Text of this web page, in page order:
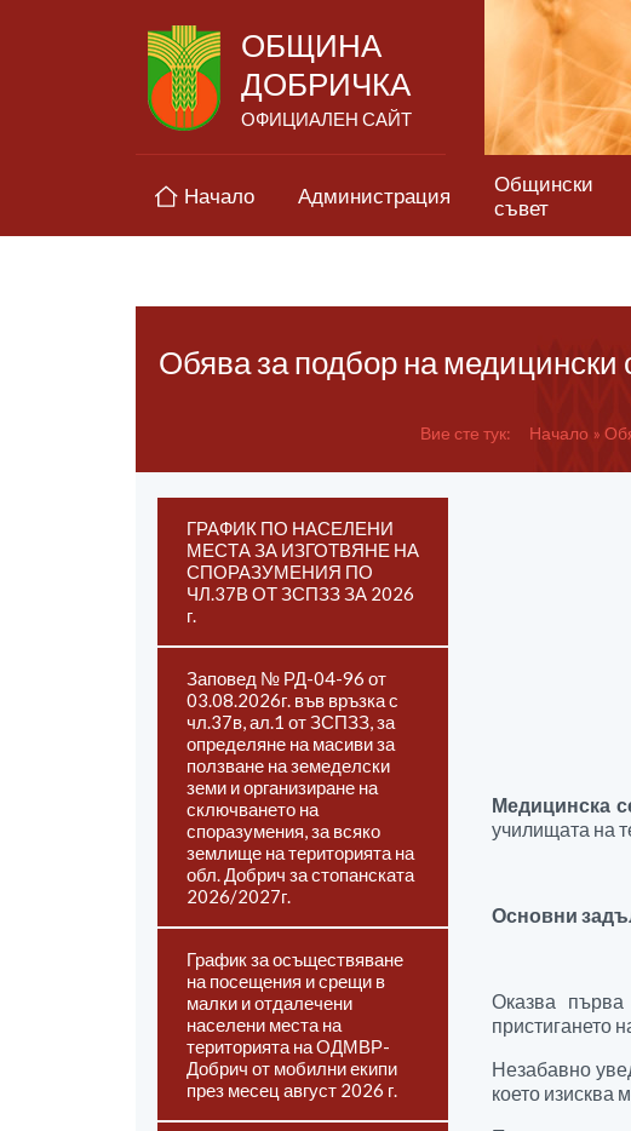
ОБЩИНА
ДОБРИЧКА
ОФИЦИАЛЕН САЙТ
Начало Администрация
Общински
съвет
Обява за подбор на медицински
Вие сте тук: Начало
ГРАФИК ПО НАСЕЛЕНИ
МЕСТА ЗА ИЗГОТВЯНЕ НА
СПОРАЗУМЕНИЯ ПО
ЧЛ.37В ОТ ЗСПЗЗ ЗА 2026
г.
Заповед № РД-04-96 от
03.08.2026г. във връзка с
чл.37в, ал.1 от ЗСПЗЗ, за
определяне на масиви за
ползване на земеделски
земи и организиране на
сключването на
споразумения, за всяко
землище на територията на
обл. Добрич за стопанската
2026/2027г.
График за осъществяване
на посещения и срещи в
малки и отдалечени
населени места на
територията на ОДМВР-
Добрич от мобилни екипи
през месец август 2026 г.
Медицинска
училищата на
Основни
Оказва
пристигането
Незабавно
което изисква